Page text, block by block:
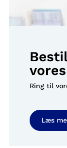
Ring til
Læs